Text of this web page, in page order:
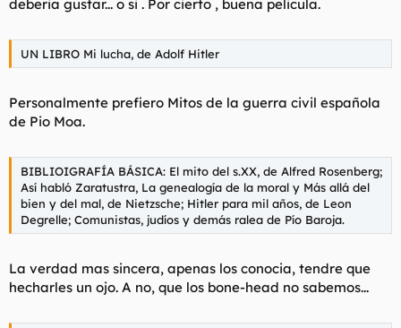
deberia gustar... o si . Por cierto , buena pelicula.
UN LIBRO Mi lucha, de Adolf Hitler
Personalmente prefiero Mitos de la guerra civil española
de Pio Moa.
BIBLIOIGRAFÍA BÁSICA: El mito del s.XX, de Alfred Rosenberg;
Así habló Zaratustra, La genealogía de la moral y Más allá del
bien y del mal, de Nietzsche; Hitler para mil años, de Leon
Degrelle; Comunistas, judíos y demás ralea de Pío Baroja.
La verdad mas sincera, apenas los conocia, tendre que
hecharles un ojo. A no, que los bone-head no sabemos...